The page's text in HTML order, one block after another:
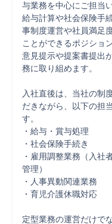
与業務を中心にご担当
給与計算や社会保険手
事制度運営や社員満足
ことができるポジショ
意見提示や提案書提出
務に取り組めます。
入社直後は、当社の制
だきながら、以下の担
す。
・給与・賞与処理
・社会保険手続き
・雇用調整業務（入社
管理）
・人事異動関連業務
・育児介護休職対応
定型業務の運営だけで